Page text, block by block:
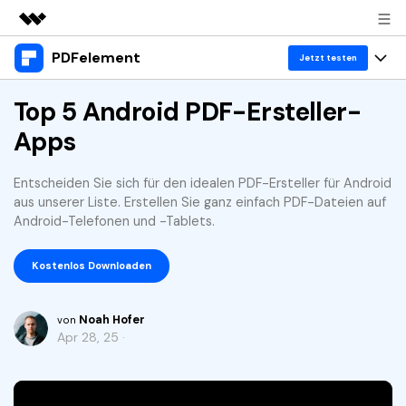
Top-Produkte
Dienstprogramme
Business
Überblick
Über uns
Presseraum
Support
PDFelement Jetzt testen
Produkte
Desktop
PDFelement für Windows
PDFelement für Mac
Mobile App
PDFelement für Android
Lösungen
Benutzer im Bildungswesen
PDF lesen
PDF kommentieren
PDF kombinieren
Ressourcen
Top PDF-Software
Mac-Software
10p+ Unternehmen
Top 5 Android PDF-Ersteller-
Apps
Entscheiden Sie sich für den idealen PDF-Ersteller für Android
aus unserer Liste. Erstellen Sie ganz einfach PDF-Dateien auf
Android-Telefonen und -Tablets.
Kostenlos Downloaden
von Noah Hofer
Apr 28, 25 ·